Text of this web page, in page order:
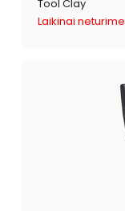
Tool Clay
Laikinai neturime